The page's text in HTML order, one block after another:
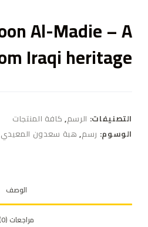
Al-Madie – A
Iraqi heritage
التصنيفات: الرسم, كافة المنتجات
الوسوم: رسم, هبة سعدون المعيدي
الوصف
مراجعات (0)